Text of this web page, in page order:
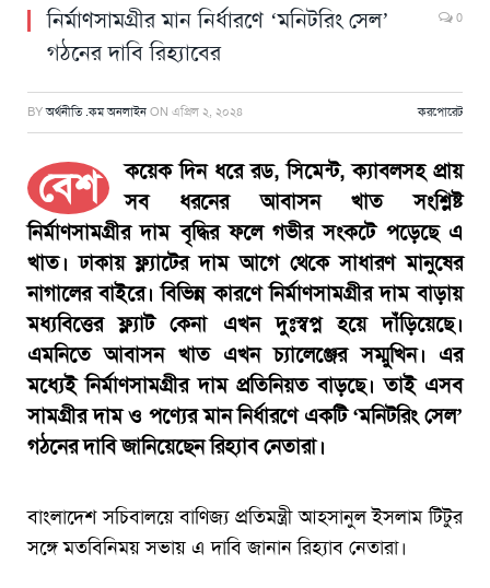
নির্মাণসামগ্রীর মান নির্ধারণে ‘মনিটরিং সেল’
গঠনের দাবি রিহ্যাবের
0
BYঅর্থনীতি .কম অনলাইন ON এপ্রিল ২, ২০২৪ করপোরেট
বেশ
কয়েক দিন ধরে রড, সিমেন্ট, ক্যাবলসহ প্রায়
সব ধরনের আবাসন খাত সংশ্লিষ্ট
নির্মাণসামগ্রীর দাম বৃদ্ধির ফলে গভীর সংকটে পড়েছে এ
খাত। ঢাকায় ফ্ল্যাটের দাম আগে থেকে সাধারণ মানুষের
নাগালের বাইরে। বিভিন্ন কারণে নির্মাণসামগ্রীর দাম বাড়ায়
মধ্যবিত্তের ফ্ল্যাট কেনা এখন দুঃস্বপ্ন হয়ে দাঁড়িয়েছে।
এমনিতে আবাসন খাত এখন চ্যালেঞ্জের সম্মুখিন। এর
মধ্যেই নির্মাণসামগ্রীর দাম প্রতিনিয়ত বাড়ছে। তাই এসব
সামগ্রীর দাম ও পণ্যের মান নির্ধারণে একটি ‘মনিটরিং সেল’
গঠনের দাবি জানিয়েছেন রিহ্যাব নেতারা।
বাংলাদেশ সচিবালয়ে বাণিজ্য প্রতিমন্ত্রী আহসানুল ইসলাম টিটুর
সঙ্গে মতবিনিময় সভায় এ দাবি জানান রিহ্যাব নেতারা।